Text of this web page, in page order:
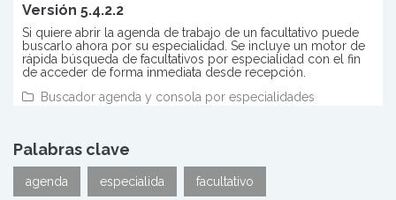
Versión 5.4.2.2
Si quiere abrir la agenda de trabajo de un facultativo puede
buscarlo ahora por su especialidad. Se incluye un motor de
rápida búsqueda de facultativos por especialidad con el fin
de acceder de forma inmediata desde recepción.
Buscador agenda y consola por especialidades
Palabras clave
agenda especialida facultativo